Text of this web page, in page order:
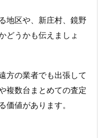
地区や、新庄村、鏡野
どうかも伝えましょ
方の業者でも出張して
複数台まとめての査定
価値があります。